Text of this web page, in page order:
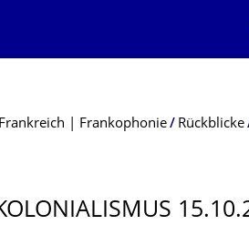
| Frankophonie Rückblicke